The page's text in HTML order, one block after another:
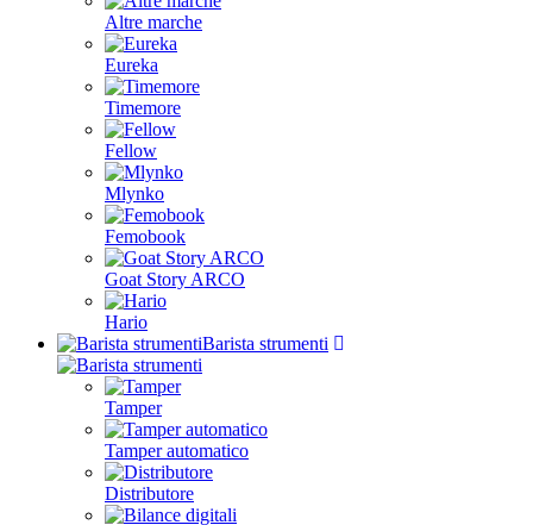
Altre marche
Eureka
Timemore
Fellow
Mlynko
Femobook
Goat Story ARCO
Hario
Barista strumenti
Tamper
Tamper automatico
Distributore